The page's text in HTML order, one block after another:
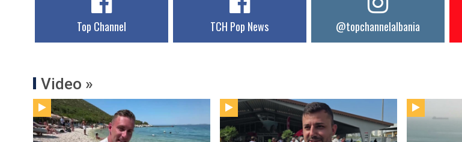
Top Channel TCH Pop News @topchannelalbania
Video »